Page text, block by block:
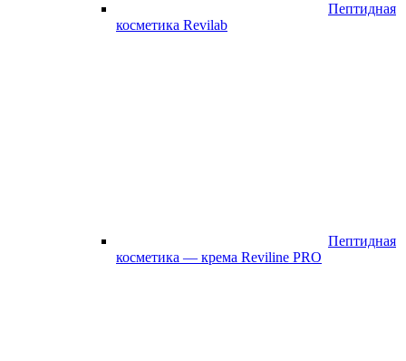
Пептидная
косметика Revilab
Пептидная
косметика — крема Reviline PRO